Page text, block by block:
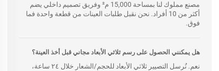
مصنع مملوك لنا بمساحة 15,000 م² وفريق تصميم داخلي يضم
أكثر من 10 أفراد. نحن نقبل طلبات العينات من قطعة واحدة فما
فوق.
هل يمكنني الحصول على رسم ثلاثي الأبعاد مجاني قبل أخذ العينة؟
نعم. نُرسل التصيير ثلاثي الأبعاد للحجم/الشعار خلال ٢٤ ساعة،